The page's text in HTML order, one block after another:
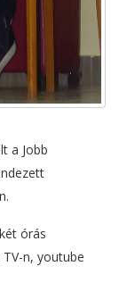
a Jobb
órás
n, youtube